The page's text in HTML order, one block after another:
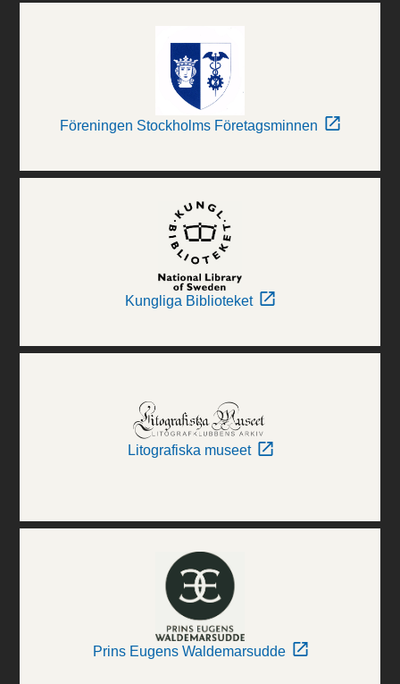
Föreningen Stockholms Företagsminnen
Kungliga Biblioteket
Litografiska museet
Prins Eugens Waldemarsudde